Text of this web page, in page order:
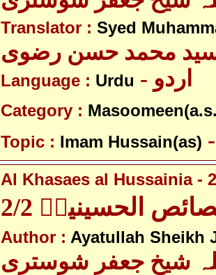
Translator : Syed
محمد حسن رضوی
Language : Urdu - اردو
Category :
Topic : Imam Hussain(as)
Al Khasaes al Hussainia -
الحسینیہؑ 2/2
Author : Ayatullah Sheikh
شیخ جعفر شوستری